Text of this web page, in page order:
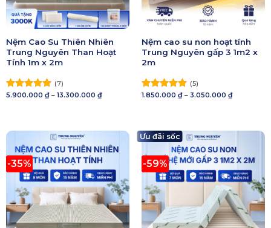
Nệm Cao Su Thiên Nhiên
Trung Nguyên Than Hoạt
Tính 1m x 2m
Được xếp
(7)
5.900.000 ₫ – 13.300.000 ₫Khoảng
giá:
Nệm cao su non hoạt tính
Trung Nguyên gấp 3 1m2 x
2m
Được xếp
(5)
1.850.000 ₫ – 3.050.000 ₫Khoảng
giá:
-35% -59%
Ưu đãi sốc